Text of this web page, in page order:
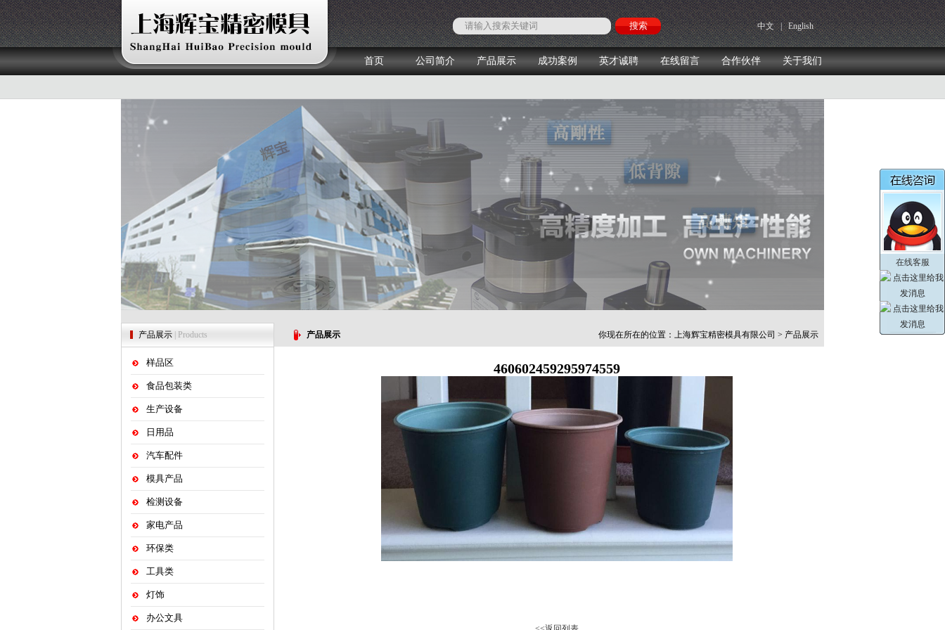
中文 | English
首页 公司简介 产品展示 成功案例 英才诚聘 在线留言 合作伙伴 关于我们
1
产品展示 | Products
样品区
食品包装类
生产设备
日用品
汽车配件
模具产品
检测设备
家电产品
环保类
工具类
灯饰
办公文具
产品展示 你现在所在的位置：上海辉宝精密模具有限公司 > 产品展示
460602459295974559
在线客服